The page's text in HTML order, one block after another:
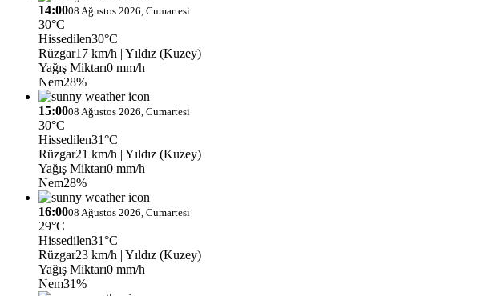
14:0008 Ağustos 2026, Cumartesi
30°C
Hissedilen30°C
Rüzgar17 km/h | Yıldız (Kuzey)
Yağış Miktarı0 mm/h
Nem28%
15:0008 Ağustos 2026, Cumartesi
30°C
Hissedilen31°C
Rüzgar21 km/h | Yıldız (Kuzey)
Yağış Miktarı0 mm/h
Nem28%
16:0008 Ağustos 2026, Cumartesi
29°C
Hissedilen31°C
Rüzgar23 km/h | Yıldız (Kuzey)
Yağış Miktarı0 mm/h
Nem31%